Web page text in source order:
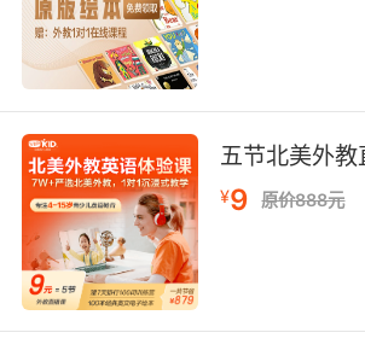
三、分享个人体验与感受
在谈论旅行中的文化时，分享自
时，参与了一场传统的泼水节。
述：“During the
Thailand, I experienced the
water fight. Everyone was
with big smiles on their
celebration of life and
五节北美外教
¥9 原价888元